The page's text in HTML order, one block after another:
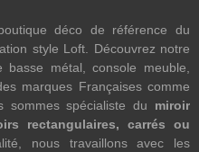
déco de référence du
style Loft. Découvrez notre
métal, console meuble,
marques Françaises comme
sommes spécialiste du miroir
rectangulaires, carrés ou
nous travaillons avec les